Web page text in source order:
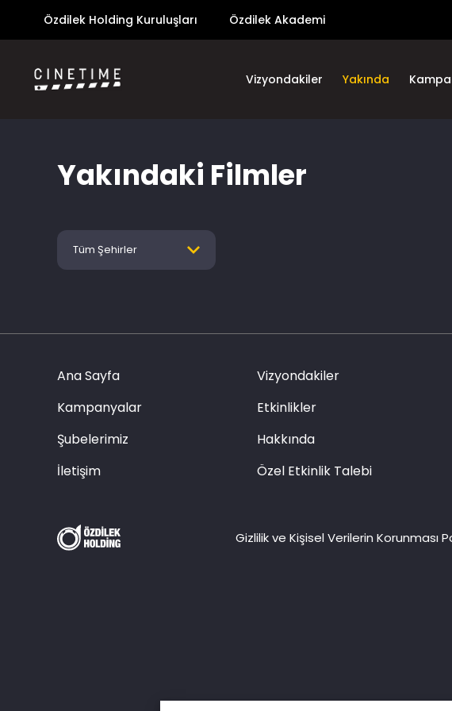
Özdilek Holding Kuruluşları Özdilek Akademi
Vizyondakiler Yakında
Yakındaki Filmler
Tüm Şehirler
Ana Sayfa Vizyondakiler
Kampanyalar
Etkinlikler
Şubelerimiz
Hakkında
İletişim
Özel Etkinlik Talebi
Gizlilik ve Kişisel Verilerin Korunması